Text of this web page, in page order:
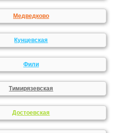
Медведково
Кунцевская
Фили
Тимирязевская
Достоевская